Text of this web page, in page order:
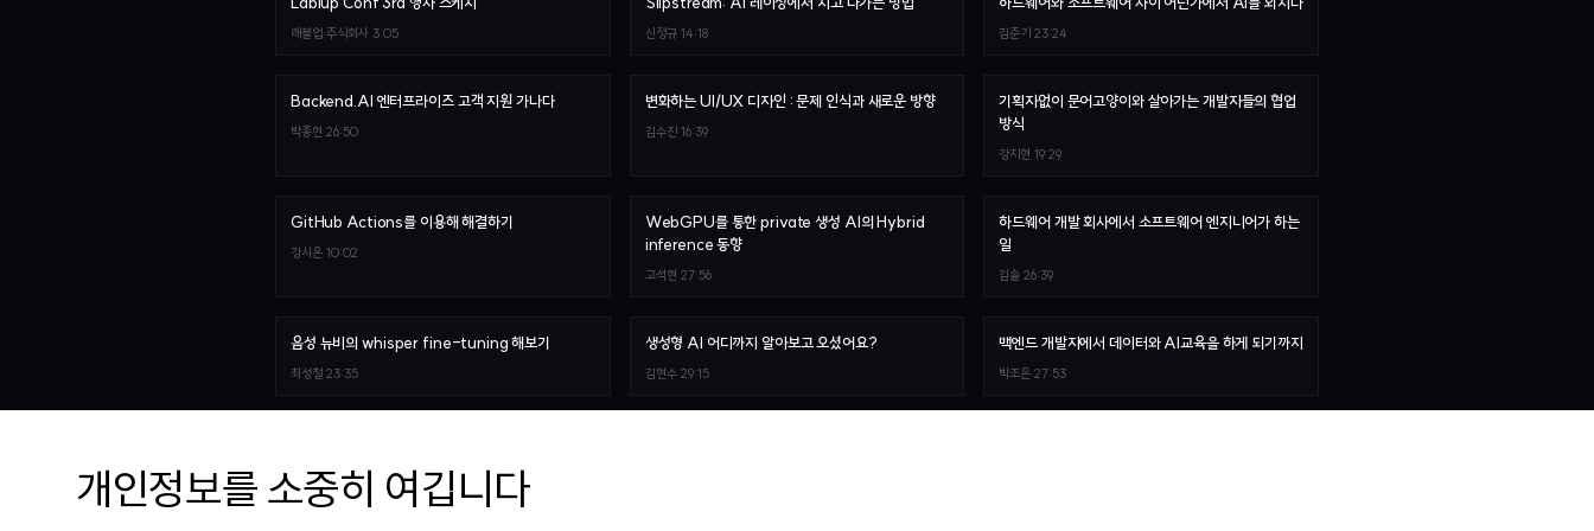
래블업 주식회사 3:05 신정규 14:18 김준기 23:24
Backend.AI 엔터프라이즈 고객 지원 가나다
박종현 26:50
변화하는 UI/UX 디자인 : 문제 인식과 새로운 방향
김수진 16:39
기획자없이 문어고양이와 살아가는 개발자들의 협업
방식
강지현 19:29
GitHub Actions를 이용해 해결하기
강시온 10:02
WebGPU를 통한 private 생성 AI의 Hybrid
inference 동향
고석현 27:56
하드웨어 개발 회사에서 소프트웨어 엔지니어가 하는
일
김솔 26:39
음성 뉴비의 whisper fine-tuning 해보기
최성철 23:35
생성형 AI 어디까지 알아보고 오셨어요?
김현수 29:15
백엔드 개발자에서 데이터와 AI교육을 하게 되기까지
박조은 27:53
Sergey Leksikov 22:57
개인정보를 소중히 여깁니다